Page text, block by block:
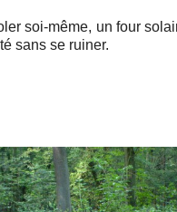
soi-même, un four
sans se ruiner.